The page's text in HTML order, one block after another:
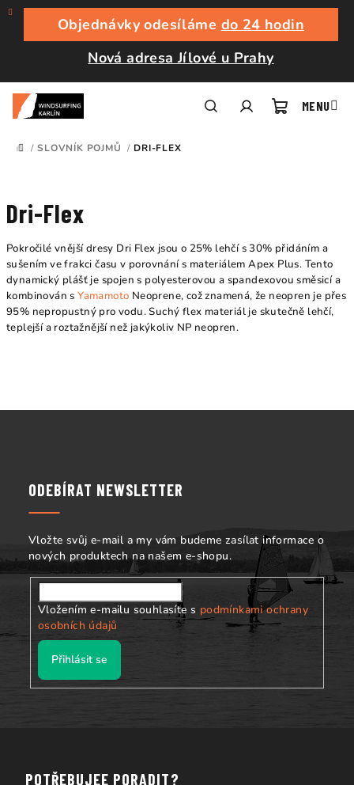
Přejít
obsah
Objednávky odesíláme do 24 hodin
Nová adresa Jílové u Prahy
DOMŮ
/ SLOVNÍK POJMŮ / DRI-FLEX
Dri-Flex
Pokročilé vnější dresy Dri Flex jsou o 25% lehčí s 30% přidáním a
sušením ve frakci času v porovnání s materiálem Apex Plus. Tento
dynamický plášť je spojen s polyesterovou a spandexovou směsicí a
kombinován sYamamoto Neoprene, což znamená, že neopren je přes
95% nepropustný pro vodu. Suchý flex materiál je skutečně lehčí,
teplejší a roztažnější než jakýkoliv NP neopren.
ODEBÍRAT NEWSLETTER
Vložte svůj e-mail a my vám budeme zasílat informace o
nových produktech na našem e-shopu.
Vložením e-mailu souhlasíte s podmínkami ochrany
osobních údajů
Přihlásit se
POTŘEBUJEE PORADIT?